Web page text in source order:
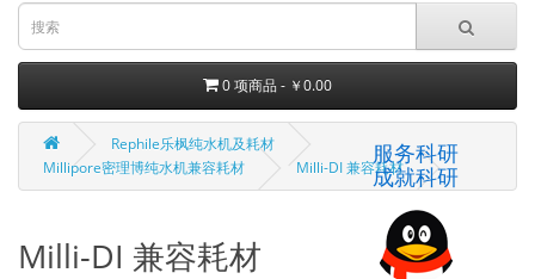
0 项商品 - ￥0.00
Rephile乐枫纯水机及耗材
Millipore密理博纯水机兼容耗材
Milli-DI 兼容耗材
Milli-DI 兼容耗材
服务科研
成就科研